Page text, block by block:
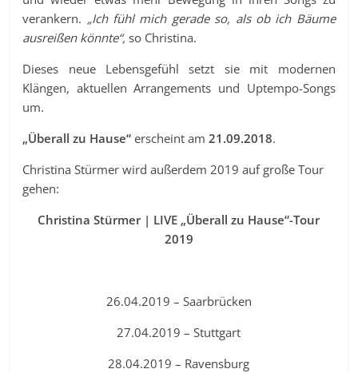
verankern. „Ich fühl mich gerade so, als ob ich Bäume
ausreißen könnte“, so Christina.
Dieses neue Lebensgefühl setzt sie mit modernen
Klängen, aktuellen Arrangements und Uptempo-Songs
um.
„Überall zu Hause“ erscheint am21.09.2018.
Christina Stürmer wird außerdem 2019 auf große Tour
gehen:
Christina Stürmer | LIVE „Überall zu Hause“-Tour
2019
26.04.2019 – Saarbrücken
27.04.2019 – Stuttgart
28.04.2019 – Ravensburg